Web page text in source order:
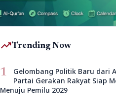
trending_upTrending Now
1
Gelombang Politik Baru dari
Partai Gerakan Rakyat Siap
Menuju Pemilu 2029